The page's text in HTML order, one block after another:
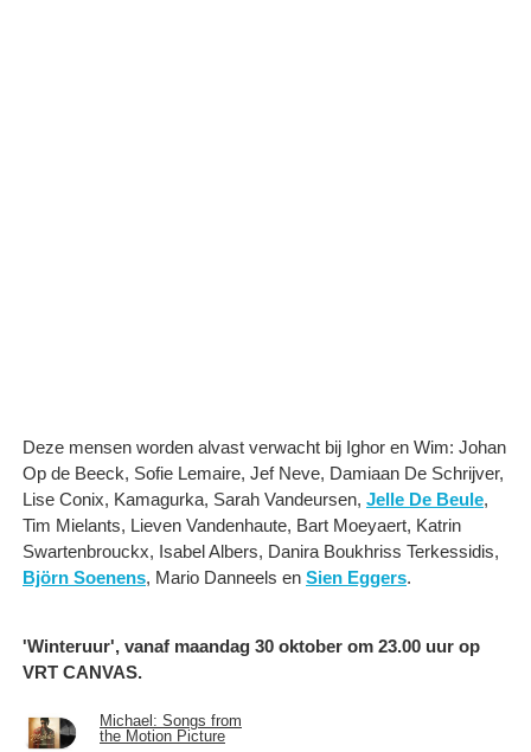
Deze mensen worden alvast verwacht bij Ighor en Wim: Johan
Op de Beeck, Sofie Lemaire, Jef Neve, Damiaan De Schrijver,
Lise Conix, Kamagurka, Sarah Vandeursen, Jelle De Beule,
Tim Mielants, Lieven Vandenhaute, Bart Moeyaert, Katrin
Swartenbrouckx, Isabel Albers, Danira Boukhriss Terkessidis,
Björn Soenens, Mario Danneels en Sien Eggers.
'Winteruur', vanaf maandag 30 oktober om 23.00 uur op
VRT CANVAS.
Michael: Songs from
the Motion Picture